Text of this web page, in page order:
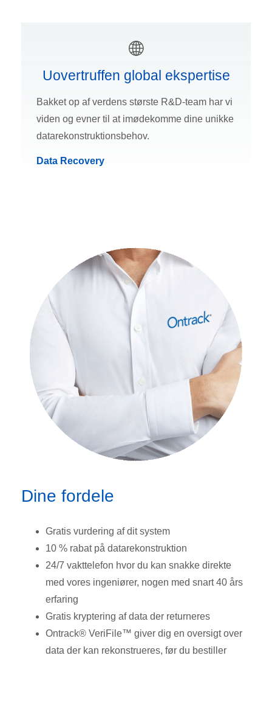
Uovertruffen global ekspertise
Bakket op af verdens største R&D-team har vi
viden og evner til at imødekomme dine unikke
datarekonstruktionsbehov.
Data Recovery
Dine fordele
Gratis vurdering af dit system
10 % rabat på datarekonstruktion
24/7 vakttelefon hvor du kan snakke direkte
med vores ingeniører, nogen med snart 40 års
erfaring
Gratis kryptering af data der returneres
Ontrack® VeriFile™ giver dig en oversigt over
data der kan rekonstrueres, før du bestiller